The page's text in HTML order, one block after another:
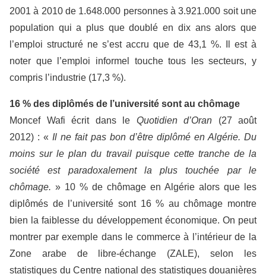
2001 à 2010 de 1.648.000 personnes à 3.921.000 soit une
population qui a plus que doublé en dix ans alors que
l’emploi structuré ne s’est accru que de 43,1 %. Il est à
noter que l’emploi informel touche tous les secteurs, y
compris l’industrie (17,3 %).
16 % des diplômés de l’université sont au chômage
Moncef Wafi écrit dans le Quotidien d’Oran (27 août
2012) : « Il ne fait pas bon d’être diplômé en Algérie. Du
moins sur le plan du travail puisque cette tranche de la
société est paradoxalement la plus touchée par le
chômage. » 10 % de chômage en Algérie alors que les
diplômés de l’université sont 16 % au chômage montre
bien la faiblesse du développement économique. On peut
montrer par exemple dans le commerce à l’intérieur de la
Zone arabe de libre-échange (ZALE), selon les
statistiques du Centre national des statistiques douanières